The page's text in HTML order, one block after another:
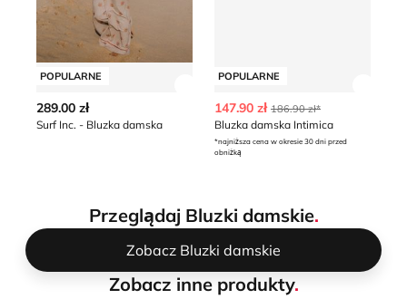
POPULARNE
289.00 zł
Surf Inc. - Bluzka damska
POPULARNE
147.90 zł 186.90 zł*
Bluzka damska Intimica
*najniższa cena w okresie 30 dni przed
obniżką
Przeglądaj Bluzki damskie.
Zobacz Bluzki damskie
Zobacz inne produkty.